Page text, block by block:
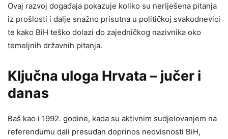
Ovaj razvoj događaja pokazuje koliko su neriješena pitanja
iz prošlosti i dalje snažno prisutna u političkoj svakodnevici
te kako BiH teško dolazi do zajedničkog nazivnika oko
temeljnih državnih pitanja.
Ključna uloga Hrvata – jučer i
danas
Baš kao i 1992. godine, kada su aktivnim sudjelovanjem na
referendumu dali presudan doprinos neovisnosti BiH,